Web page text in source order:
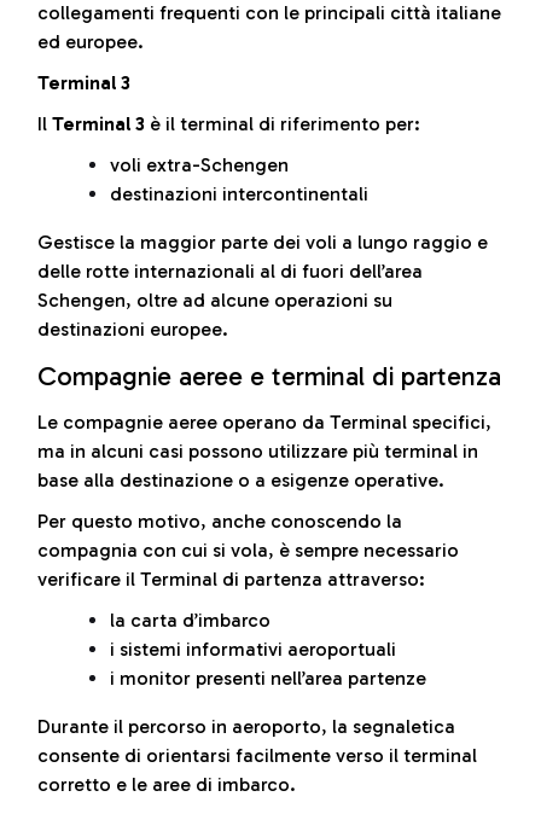
collegamenti frequenti con le principali città italiane
ed europee.
Terminal 3
Il Terminal 3 è il terminal di riferimento per:
voli extra-Schengen
destinazioni intercontinentali
Gestisce la maggior parte dei voli a lungo raggio e
delle rotte internazionali al di fuori dell’area
Schengen, oltre ad alcune operazioni su
destinazioni europee.
Compagnie aeree e terminal di partenza
Le compagnie aeree operano da Terminal specifici,
ma in alcuni casi possono utilizzare più terminal in
base alla destinazione o a esigenze operative.
Per questo motivo, anche conoscendo la
compagnia con cui si vola, è sempre necessario
verificare il Terminal di partenza attraverso:
la carta d’imbarco
i sistemi informativi aeroportuali
i monitor presenti nell’area partenze
Durante il percorso in aeroporto, la segnaletica
consente di orientarsi facilmente verso il terminal
corretto e le aree di imbarco.